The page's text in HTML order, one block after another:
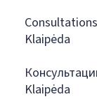
Klaipėda
Klaipėda